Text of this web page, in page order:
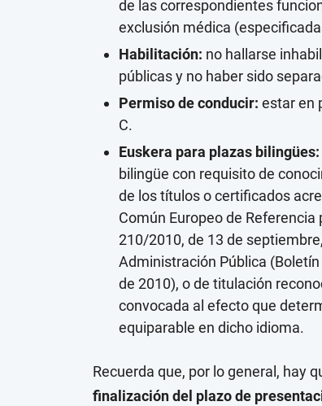
de las correspondientes
exclusión médica
Habilitación: no hallarse
públicas y no haber sido
Permiso de conducir: estar en
C.
Euskera para plazas bilingües:
bilingüe con requisito de
de los títulos o certificados
Común Europeo de
210/2010, de 13 de
Administración Pública
de 2010), o de titulación
convocada al efecto que
equiparable en dicho idioma.
Recuerda que, por lo general, hay
finalización del plazo de